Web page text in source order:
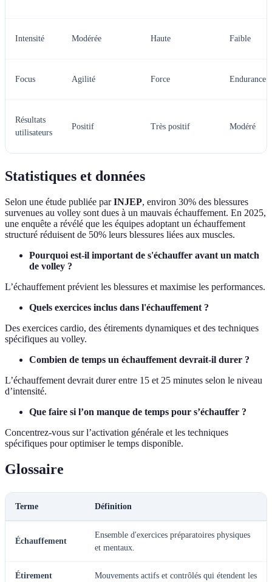
Intensité Modérée Haute Faible
Focus Agilité Force Endurance
Résultats
utilisateurs
Positif Très positif Modéré
Statistiques et données
Selon une étude publiée parINJEP, environ 30% des blessures
survenues au volley sont dues à un mauvais échauffement. En 2025,
une enquête a révélé que les équipes adoptant un échauffement
structuré réduisent de 50% leurs blessures liées aux muscles.
Pourquoi est-il important de s'échauffer avant un match
de volley ?
L’échauffement prévient les blessures et maximise les performances.
Quels exercices inclus dans l'échauffement ?
Des exercices cardio, des étirements dynamiques et des techniques
spécifiques au volley.
Combien de temps un échauffement devrait-il durer ?
L’échauffement devrait durer entre 15 et 25 minutes selon le niveau
d’intensité.
Que faire si l’on manque de temps pour s’échauffer ?
Concentrez-vous sur l’activation générale et les techniques
spécifiques pour optimiser le temps disponible.
Glossaire
Terme Définition
Échauffement
Ensemble d'exercices préparatoires physiques
et mentaux.
Étirement
Mouvements actifs et contrôlés qui étendent les